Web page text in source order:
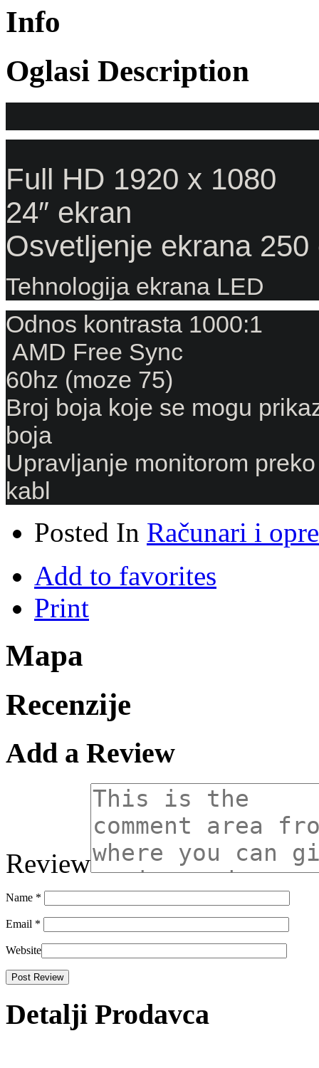
Info
Oglasi Description
Full HD 1920 x 1080
24″ ekran
Osvetljenje ekrana 250
Tehnologija ekrana LED
Odnos kontrasta 1000:1
AMD Free Sync
60hz (moze 75)
Broj boja koje se mogu
boja
Upravljanje monitorom
kabl
Posted In Računari i
Add to favorites
Print
Mapa
Recenzije
Add a Review
Review
Name *
Email *
Website
Detalji Prodavca